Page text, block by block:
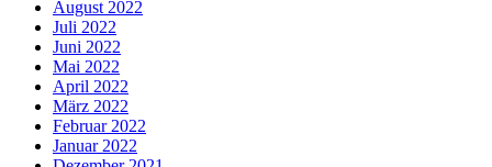
August 2022
Juli 2022
Juni 2022
Mai 2022
April 2022
März 2022
Februar 2022
Januar 2022